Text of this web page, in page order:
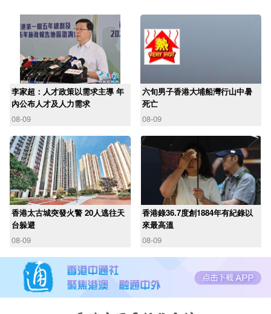
李家超：人才政策以需求主導 年
內公布人才及人力需求
08-09
六旬男子香港大埔船灣行山中暑
死亡
08-09
香港太古城突發火警 20人逃往天
台躲避
08-09
香港錄36.7度創1884年有紀錄以
來最高溫
08-09